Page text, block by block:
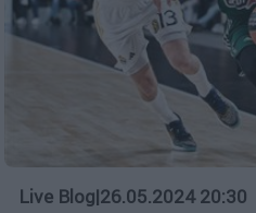
Live Blog|26.05.2024 20:30